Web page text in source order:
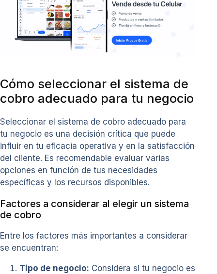
Cómo seleccionar el sistema de
cobro adecuado para tu negocio
Seleccionar el sistema de cobro adecuado para
tu negocio es una decisión crítica que puede
influir en tu eficacia operativa y en la satisfacción
del cliente. Es recomendable evaluar varias
opciones en función de tus necesidades
específicas y los recursos disponibles.
Factores a considerar al elegir un sistema
de cobro
Entre los factores más importantes a considerar
se encuentran:
Tipo de negocio: Considera si tu negocio es